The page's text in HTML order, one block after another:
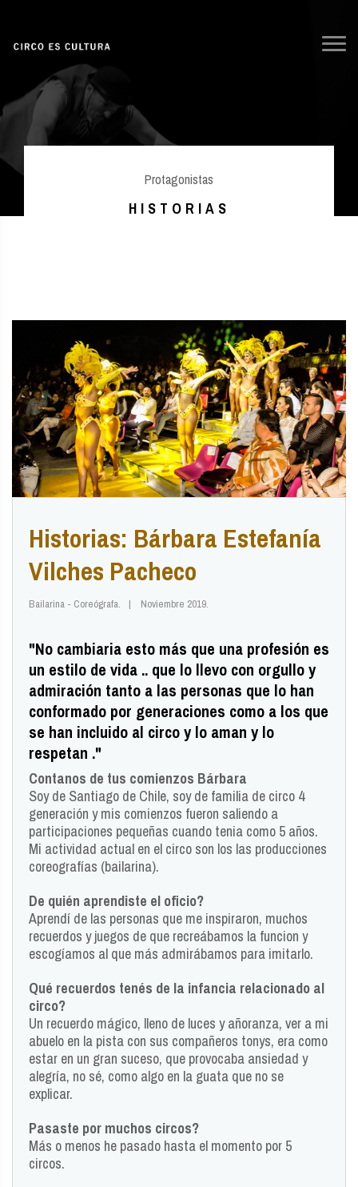
Protagonistas
HISTORIAS
Historias: Bárbara Estefanía
Vilches Pacheco
Bailarina - Coreógrafa. Noviembre 2019.
"No cambiaria esto más que una profesión es
un estilo de vida .. que lo llevo con orgullo y
admiración tanto a las personas que lo han
conformado por generaciones como a los que
se han incluido al circo y lo aman y lo
respetan ."
Contanos de tus comienzos Bárbara
Soy de Santiago de Chile, soy de familia de circo 4
generación y mis comienzos fueron saliendo a
participaciones pequeñas cuando tenia como 5 años.
Mi actividad actual en el circo son los las producciones
coreografías (bailarina).
De quién aprendiste el oficio?
Aprendí de las personas que me inspiraron, muchos
recuerdos y juegos de que recreábamos la funcion y
escogíamos al que más admirábamos para imitarlo.
Qué recuerdos tenés de la infancia relacionado al
circo?
Un recuerdo mágico, lleno de luces y añoranza, ver a mi
abuelo en la pista con sus compañeros tonys, era como
estar en un gran suceso, que provocaba ansiedad y
alegría, no sé, como algo en la guata que no se
explicar.
Pasaste por muchos circos?
Más o menos he pasado hasta el momento por 5
circos.